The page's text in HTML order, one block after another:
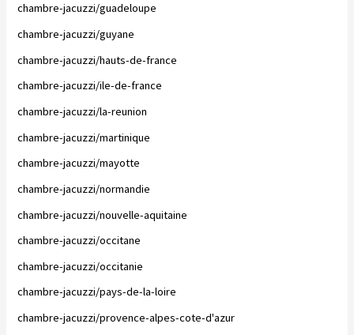
chambre-jacuzzi/guadeloupe
chambre-jacuzzi/guyane
chambre-jacuzzi/hauts-de-france
chambre-jacuzzi/ile-de-france
chambre-jacuzzi/la-reunion
chambre-jacuzzi/martinique
chambre-jacuzzi/mayotte
chambre-jacuzzi/normandie
chambre-jacuzzi/nouvelle-aquitaine
chambre-jacuzzi/occitane
chambre-jacuzzi/occitanie
chambre-jacuzzi/pays-de-la-loire
chambre-jacuzzi/provence-alpes-cote-d'azur